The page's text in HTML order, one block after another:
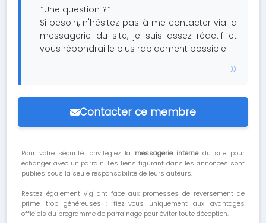
*Une question ?*
Si besoin, n'hésitez pas à me contacter via la
messagerie du site, je suis assez réactif et
vous répondrai le plus rapidement possible.
Contacter ce membre
Pour votre sécurité, privilégiez la messagerie internedu site pour
échanger avec un parrain. Les liens figurant dans les annonces sont
publiés sous la seule responsabilité de leurs auteurs.
Restez également vigilant face aux promesses de reversement de
prime trop généreuses : fiez-vous uniquement aux avantages
officiels du programme de parrainage pour éviter toute déception.